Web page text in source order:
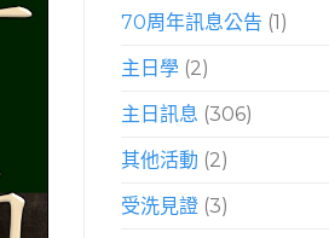
70周年訊息公告 (1)
主日學(2)
主日訊息 (306)
其他活動 (2)
受洗見證(3)